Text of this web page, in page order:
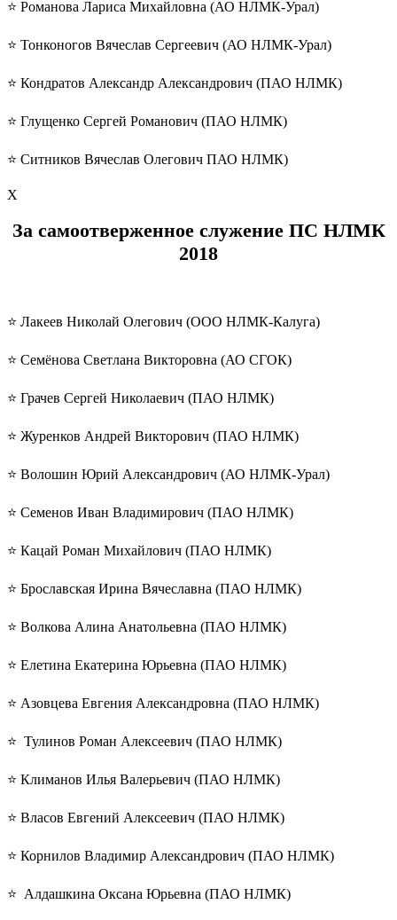
⭐️ Романова Лариса Михайловна (АО НЛМК-Урал)
⭐️ Тонконогов Вячеслав Сергеевич (АО НЛМК-Урал)
⭐️ Кондратов Александр Александрович (ПАО НЛМК)
⭐️ Глущенко Сергей Романович (ПАО НЛМК)
⭐️ Ситников Вячеслав Олегович ПАО НЛМК)
Х
За самоотверженное служение ПС НЛМК
2018
⭐️ Лакеев Николай Олегович (ООО НЛМК-Калуга)
⭐️ Семёнова Светлана Викторовна (АО СГОК)
⭐️ Грачев Сергей Николаевич (ПАО НЛМК)
⭐️ Журенков Андрей Викторович (ПАО НЛМК)
⭐️ Волошин Юрий Александрович (АО НЛМК-Урал)
⭐️ Семенов Иван Владимирович (ПАО НЛМК)
⭐️ Кацай Роман Михайлович (ПАО НЛМК)
⭐️ Брославская Ирина Вячеславна (ПАО НЛМК)
⭐️ Волкова Алина Анатольевна (ПАО НЛМК)
⭐️ Елетина Екатерина Юрьевна (ПАО НЛМК)
⭐️ Азовцева Евгения Александровна (ПАО НЛМК)
⭐️ Тулинов Роман Алексеевич (ПАО НЛМК)
⭐️ Климанов Илья Валерьевич (ПАО НЛМК)
⭐️ Власов Евгений Алексеевич (ПАО НЛМК)
⭐️ Корнилов Владимир Александрович (ПАО НЛМК)
⭐️ Алдашкина Оксана Юрьевна (ПАО НЛМК)